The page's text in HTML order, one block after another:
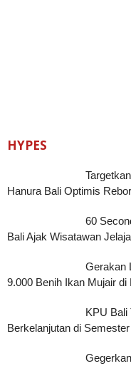
HYPES
Hanura Bali Optimis
60
Bali Ajak Wisatawan
Gerakan
9.000 Benih Ikan Mujair
KPU Bali
Berkelanjutan di